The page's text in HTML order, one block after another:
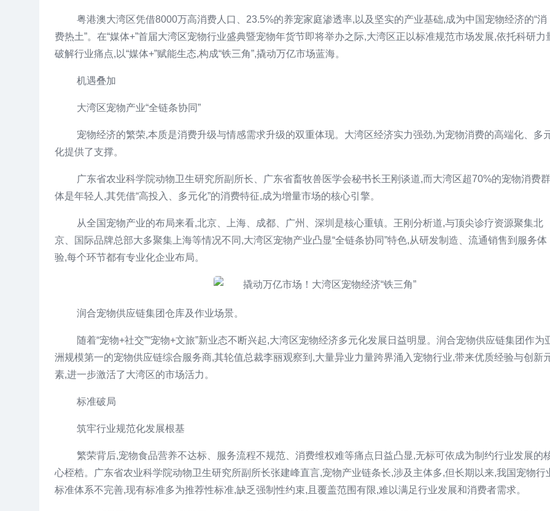
粤港澳大湾区凭借8000万高消费人口、23.5%的养宠家庭渗透率,以及坚实的产业基础,成为中国宠物经济的“消
费热土”。在“媒体+”首届大湾区宠物行业盛典暨宠物年货节即将举办之际,大湾区正以标准规范市场发展,依托科研力
破解行业痛点,以“媒体+”赋能生态,构成“铁三角”,撬动万亿市场蓝海。
机遇叠加
大湾区宠物产业“全链条协同”
宠物经济的繁荣,本质是消费升级与情感需求升级的双重体现。大湾区经济实力强劲,为宠物消费的高端化、多
化提供了支撑。
广东省农业科学院动物卫生研究所副所长、广东省畜牧兽医学会秘书长王刚谈道,而大湾区超70%的宠物消费群
体是年轻人,其凭借“高投入、多元化”的消费特征,成为增量市场的核心引擎。
从全国宠物产业的布局来看,北京、上海、成都、广州、深圳是核心重镇。王刚分析道,与顶尖诊疗资源聚集北
京、国际品牌总部大多聚集上海等情况不同,大湾区宠物产业凸显“全链条协同”特色,从研发制造、流通销售到服务体
验,每个环节都有专业化企业布局。
润合宠物供应链集团仓库及作业场景。
随着“宠物+社交”“宠物+文旅”新业态不断兴起,大湾区宠物经济多元化发展日益明显。润合宠物供应链集团作为
洲规模第一的宠物供应链综合服务商,其轮值总裁李丽观察到,大量异业力量跨界涌入宠物行业,带来优质经验与创新
素,进一步激活了大湾区的市场活力。
标准破局
筑牢行业规范化发展根基
繁荣背后,宠物食品营养不达标、服务流程不规范、消费维权难等痛点日益凸显,无标可依成为制约行业发展的
心桎梏。广东省农业科学院动物卫生研究所副所长张建峰直言,宠物产业链条长,涉及主体多,但长期以来,我国宠物行
标准体系不完善,现有标准多为推荐性标准,缺乏强制性约束,且覆盖范围有限,难以满足行业发展和消费者需求。